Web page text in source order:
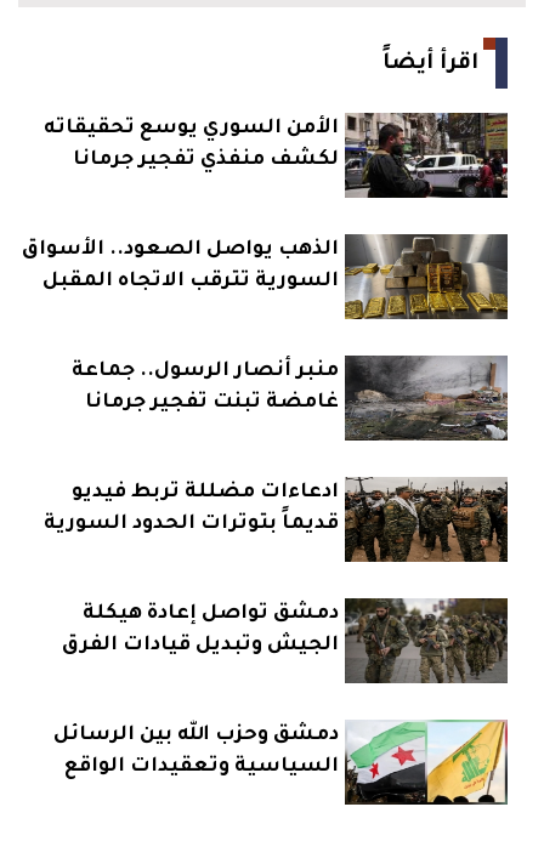
اقرأ أيضاً
الأمن السوري يوسع تحقيقاته
لكشف منفذي تفجير جرمانا
الذهب يواصل الصعود.. الأسواق
السورية تترقب الاتجاه المقبل
منبر أنصار الرسول.. جماعة
غامضة تبنت تفجير جرمانا
ادعاءات مضللة تربط فيديو
قديماً بتوترات الحدود السورية
دمشق تواصل إعادة هيكلة
الجيش وتبديل قيادات الفرق
دمشق وحزب الله بين الرسائل
السياسية وتعقيدات الواقع